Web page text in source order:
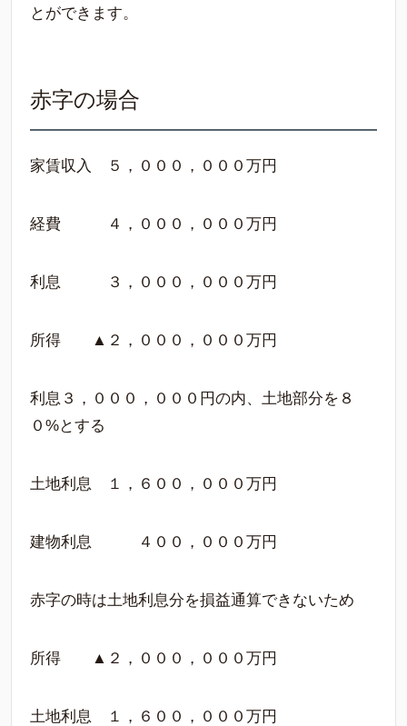
とができます。
赤字の場合
家賃収入 ５，０００，０００万円
経費 ４，０００，０００万円
利息 ３，０００，０００万円
所得 ▲２，０００，０００万円
利息３，０００，０００円の内、土地部分を８
０%とする
土地利息 １，６００，０００万円
建物利息 ４００，０００万円
赤字の時は土地利息分を損益通算できないため
所得 ▲２，０００，０００万円
土地利息 １，６００，０００万円